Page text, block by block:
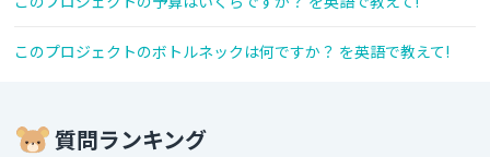
このプロジェクトのボトルネックは何ですか？ を英語で教えて!
質問ランキング